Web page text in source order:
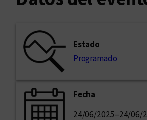
Estado
Programado
Fecha
24/06/2025–24/06/